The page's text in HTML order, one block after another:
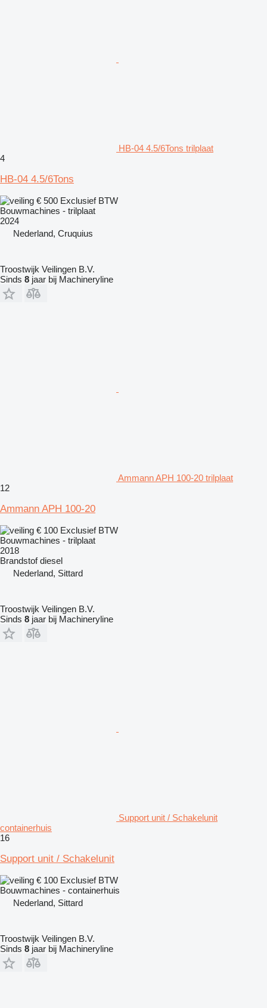
HB-04 4.5/6Tons trilplaat
4
HB-04 4.5/6Tons
€ 500 Exclusief BTW
Bouwmachines - trilplaat
2024
Nederland, Cruquius
Troostwijk Veilingen B.V.
Sinds 8 jaar bij Machineryline
Ammann APH 100-20 trilplaat
12
Ammann APH 100-20
€ 100 Exclusief BTW
Bouwmachines - trilplaat
2018
Brandstof diesel
Nederland, Sittard
Troostwijk Veilingen B.V.
Sinds 8 jaar bij Machineryline
Support unit / Schakelunit
containerhuis
16
Support unit / Schakelunit
€ 100 Exclusief BTW
Bouwmachines - containerhuis
Nederland, Sittard
Troostwijk Veilingen B.V.
Sinds 8 jaar bij Machineryline